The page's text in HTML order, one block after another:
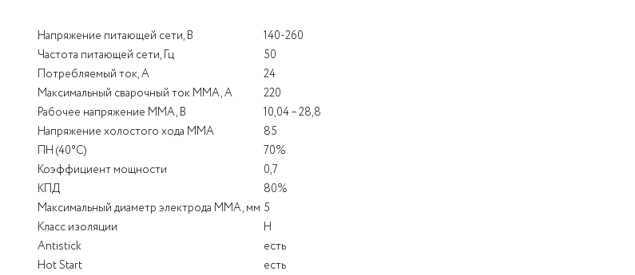
Напряжение питающей сети, В
140-260
Частота питающей сети, Гц
50
Потребляемый ток, А
24
Максимальный сварочный ток MMA, А
220
Рабочее напряжение ММА, В
10,04 – 28,8
Напряжение холостого хода MMA
85
ПН (40°C)
70%
Коэффициент мощности
0,7
КПД
80%
Максимальный диаметр электрода MMA, мм 5
Класс изоляции
Н
Antistick
есть
Hot Start
есть